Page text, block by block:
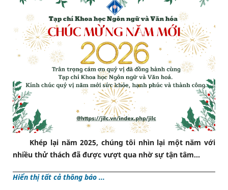
Khép lại năm 2025, chúng tôi nhìn lại một năm với
nhiều thử thách đã được vượt qua nhờ sự tận tâm...
Hiển thị tất cả thông báo ...